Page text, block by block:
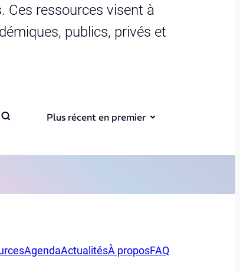
Ces ressources visent à
publics, privés et
Plus récent en premier
AgendaActualitésÀ proposFAQ